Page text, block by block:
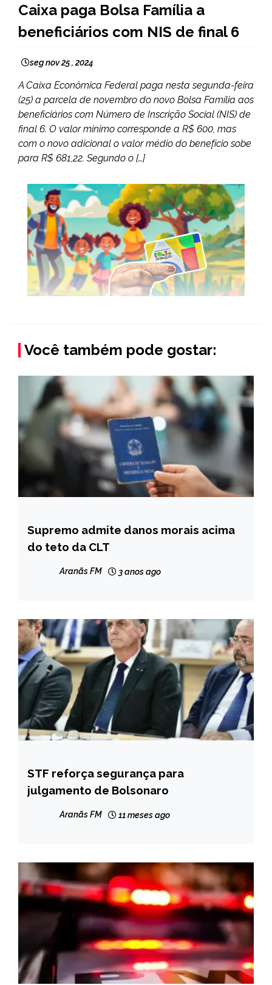
NOTÍCIAS
Caixa paga Bolsa Família a
beneficiários com NIS de final 6
seg nov 25 , 2024
A Caixa Econômica Federal paga nesta segunda-feira
(25) a parcela de novembro do novo Bolsa Família aos
beneficiários com Número de Inscrição Social (NIS) de
final 6. O valor mínimo corresponde a R$ 600, mas
com o novo adicional o valor médio do benefício sobe
para R$ 681,22. Segundo o […]
Você também pode gostar:
BRASIL
NOTÍCIAS
Supremo admite danos morais acima
do teto da CLT
Aranãs FM 3 anos ago
BRASIL
STF reforça segurança para
julgamento de Bolsonaro
Aranãs FM 11 meses ago